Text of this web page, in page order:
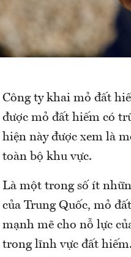
Công ty khai mỏ đất
được mỏ đất hiếm có
hiện này được xem là
toàn bộ khu vực.
Là một trong số ít
của Trung Quốc, mỏ
mạnh mẽ cho nỗ lực
trong lĩnh vực đất